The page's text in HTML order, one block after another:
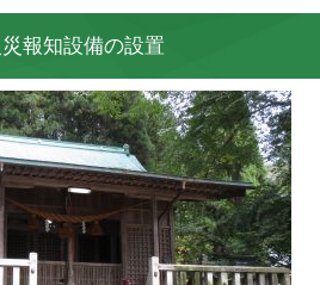
報知設備の設置